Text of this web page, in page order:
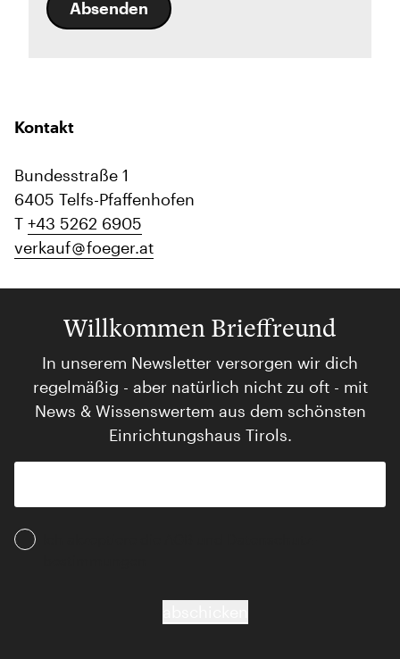
Absenden
Kontakt
Bundesstraße 1
6405 Telfs-Pfaffenhofen
T +43 5262 6905
verkauf
foeger.at
Willkommen Brieffreund
In unserem Newsletter versorgen wir dich
regelmäßig - aber natürlich nicht zu oft - mit
News & Wissenswertem aus dem schönsten
Einrichtungshaus Tirols.